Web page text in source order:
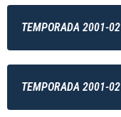
TEMPORADA 2001-02
TEMPORADA 2001-02